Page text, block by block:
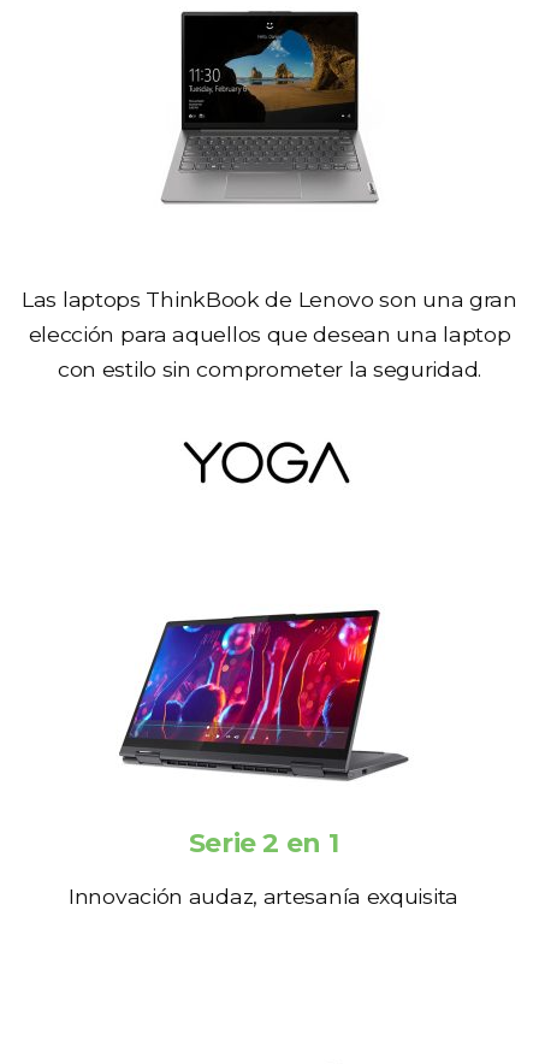
Las laptops ThinkBook de Lenovo son una gran
elección para aquellos que desean una laptop
con estilo sin comprometer la seguridad.
Serie 2 en 1
Innovación audaz, artesanía exquisita